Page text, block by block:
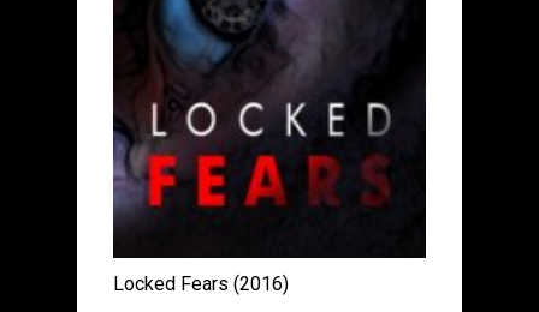
Locked Fears (2016)